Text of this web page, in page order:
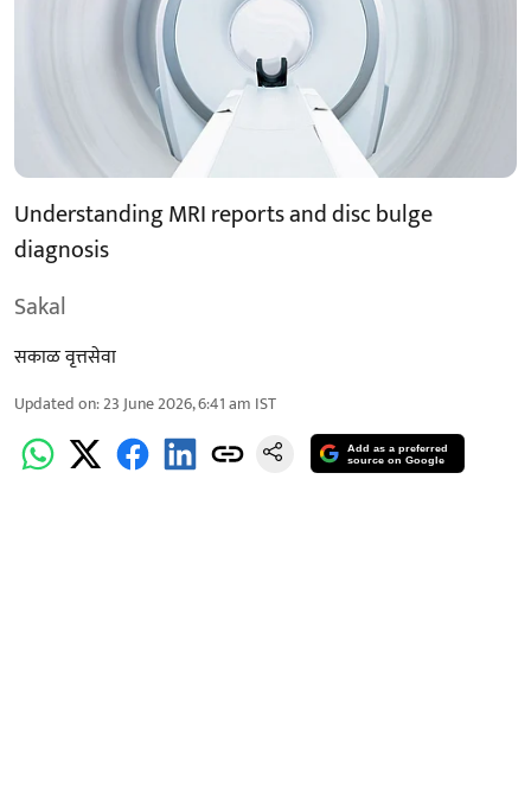
Understanding MRI reports and disc bulge
diagnosis
Sakal
सकाळ वृत्तसेवा
Updated on:23 June 2026, 6:41 am IST
Add as a preferred
source on Google